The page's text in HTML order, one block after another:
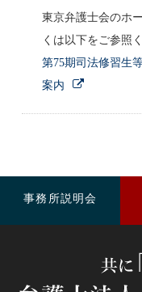
東京弁護士会のホ
くは以下をご参照
第75期司法修習生
案内